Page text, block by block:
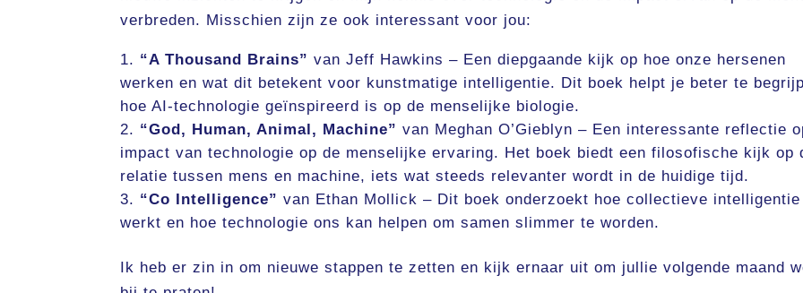
verbreden. Misschien zijn ze ook interessant voor jou:
“A Thousand Brains” van Jeff Hawkins – Een diepgaande kijk op hoe onze hersenen
werken en wat dit betekent voor kunstmatige intelligentie. Dit boek helpt je beter te
hoe AI-technologie geïnspireerd is op de menselijke biologie.
“God, Human, Animal, Machine” van Meghan O’Gieblyn – Een interessante reflectie
impact van technologie op de menselijke ervaring. Het boek biedt een filosofische kijk op
relatie tussen mens en machine, iets wat steeds relevanter wordt in de huidige tijd.
“Co Intelligence” van Ethan Mollick – Dit boek onderzoekt hoe collectieve intelligentie
werkt en hoe technologie ons kan helpen om samen slimmer te worden.
Ik heb er zin in om nieuwe stappen te zetten en kijk ernaar uit om jullie volgende maand